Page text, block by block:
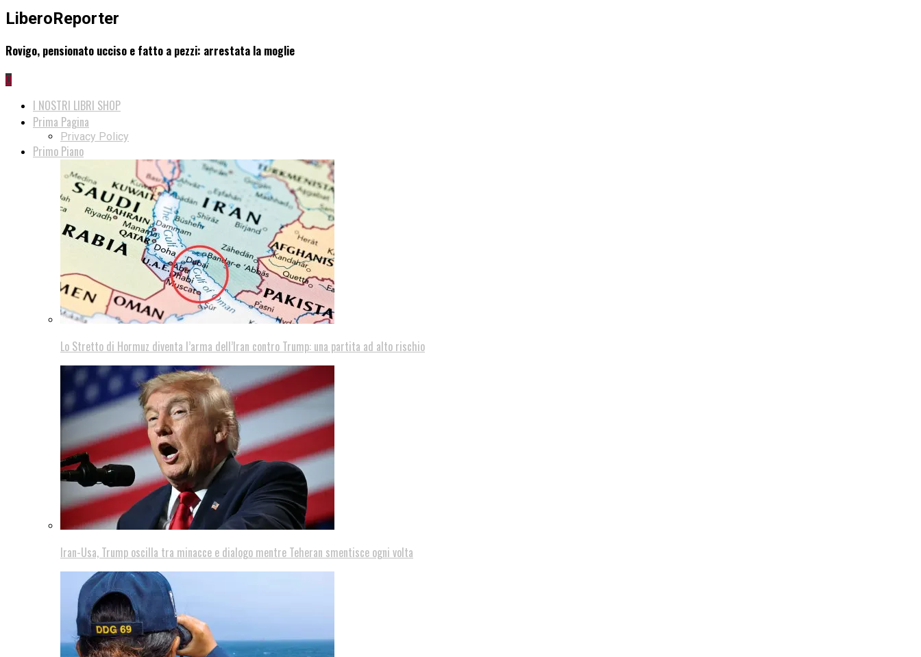
LiberoReporter
Rovigo, pensionato ucciso e fatto a pezzi: arrestata la moglie
0
I NOSTRI LIBRI SHOP
Prima Pagina
Privacy Policy
Primo Piano
Lo Stretto di Hormuz diventa l’arma dell’Iran contro Trump: una partita ad alto rischio
Iran-Usa, Trump oscilla tra minacce e dialogo mentre Teheran smentisce ogni volta